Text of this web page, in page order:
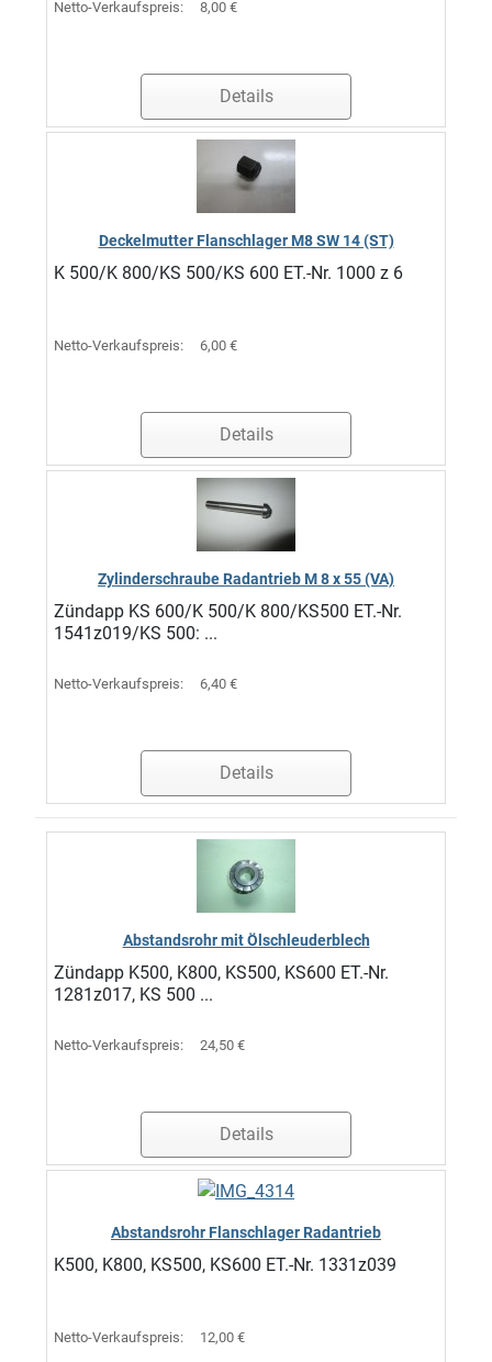
Netto-Verkaufspreis: 8,00 €
Details
Deckelmutter Flanschlager M8 SW 14 (ST)
K 500/K 800/KS 500/KS 600 ET.-Nr. 1000 z 6
Netto-Verkaufspreis: 6,00 €
Details
Zylinderschraube Radantrieb M 8 x 55 (VA)
Zündapp KS 600/K 500/K 800/KS500 ET.-Nr.
1541z019/KS 500: ...
Netto-Verkaufspreis: 6,40 €
Details
Abstandsrohr mit Ölschleuderblech
Zündapp K500, K800, KS500, KS600 ET.-Nr.
1281z017, KS 500 ...
Netto-Verkaufspreis: 24,50 €
Details
Abstandsrohr Flanschlager Radantrieb
K500, K800, KS500, KS600 ET.-Nr. 1331z039
Netto-Verkaufspreis: 12,00 €